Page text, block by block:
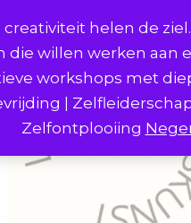
helen de
die willen werken aan
workshops met
|
Zelfontplooiing